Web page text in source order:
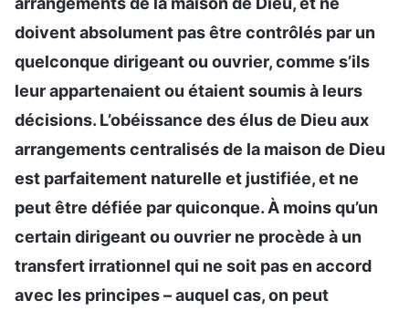
doivent absolument pas être contrôlés par un
quelconque dirigeant ou ouvrier, comme s’ils
leur appartenaient ou étaient soumis à leurs
décisions. L’obéissance des élus de Dieu aux
arrangements centralisés de la maison de Dieu
est parfaitement naturelle et justifiée, et ne
peut être défiée par quiconque. À moins qu’un
certain dirigeant ou ouvrier ne procède à un
transfert irrationnel qui ne soit pas en accord
avec les principes – auquel cas, on peut